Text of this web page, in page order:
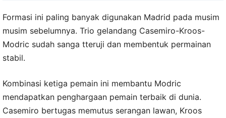
Formasi ini paling banyak digunakan Madrid pada musim
musim sebelumnya. Trio gelandang Casemiro-Kroos-
Modric sudah sanga tteruji dan membentuk permainan
stabil.
Kombinasi ketiga pemain ini membantu Modric
mendapatkan penghargaan pemain terbaik di dunia.
Casemiro bertugas memutus serangan lawan, Kroos